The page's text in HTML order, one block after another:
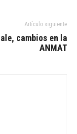
Artículo siguiente
cambios en la
ANMAT